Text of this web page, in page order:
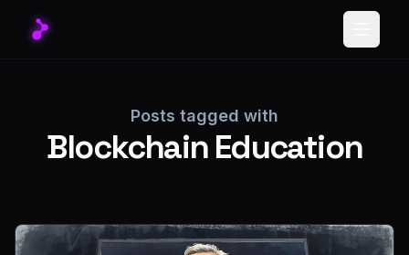
Posts tagged with
Blockchain Education